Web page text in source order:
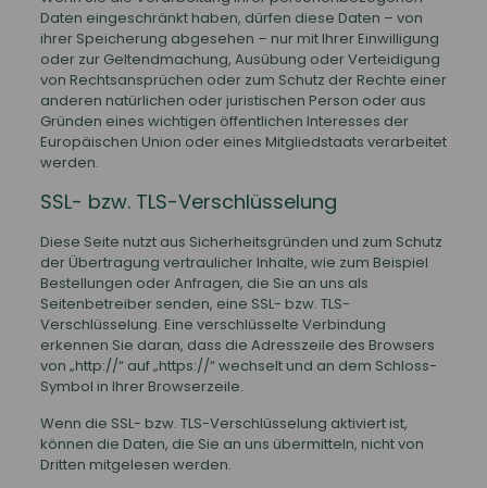
Daten eingeschränkt haben, dürfen diese Daten – von
ihrer Speicherung abgesehen – nur mit Ihrer Einwilligung
oder zur Geltendmachung, Ausübung oder Verteidigung
von Rechtsansprüchen oder zum Schutz der Rechte einer
anderen natürlichen oder juristischen Person oder aus
Gründen eines wichtigen öffentlichen Interesses der
Europäischen Union oder eines Mitgliedstaats verarbeitet
werden.
SSL- bzw. TLS-Verschlüsselung
Diese Seite nutzt aus Sicherheitsgründen und zum Schutz
der Übertragung vertraulicher Inhalte, wie zum Beispiel
Bestellungen oder Anfragen, die Sie an uns als
Seitenbetreiber senden, eine SSL- bzw. TLS-
Verschlüsselung. Eine verschlüsselte Verbindung
erkennen Sie daran, dass die Adresszeile des Browsers
von „http://“ auf „https://“ wechselt und an dem Schloss-
Symbol in Ihrer Browserzeile.
Wenn die SSL- bzw. TLS-Verschlüsselung aktiviert ist,
können die Daten, die Sie an uns übermitteln, nicht von
Dritten mitgelesen werden.